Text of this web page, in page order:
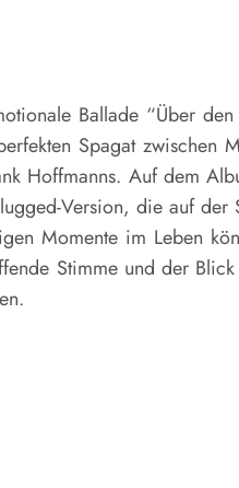
Ballade “Über
Spagat zwischen
Hoffmanns. Auf dem
Version, die auf der
Momente im Leben
Stimme und der